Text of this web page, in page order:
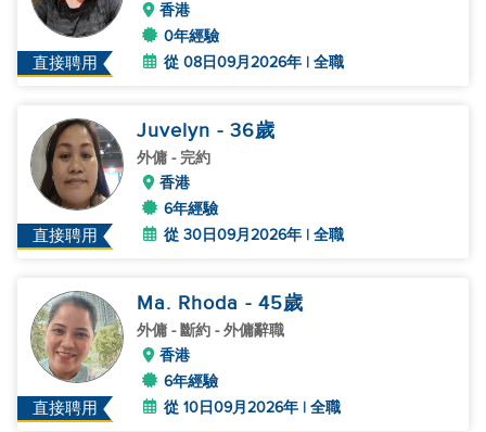
直接聘用
香港
0年經驗
從 08日09月2026年 | 全職
直接聘用
Juvelyn - 36歲
外傭 - 完約
香港
6年經驗
從 30日09月2026年 | 全職
直接聘用
Ma. Rhoda - 45歲
外傭 - 斷約 - 外傭辭職
香港
6年經驗
從 10日09月2026年 | 全職